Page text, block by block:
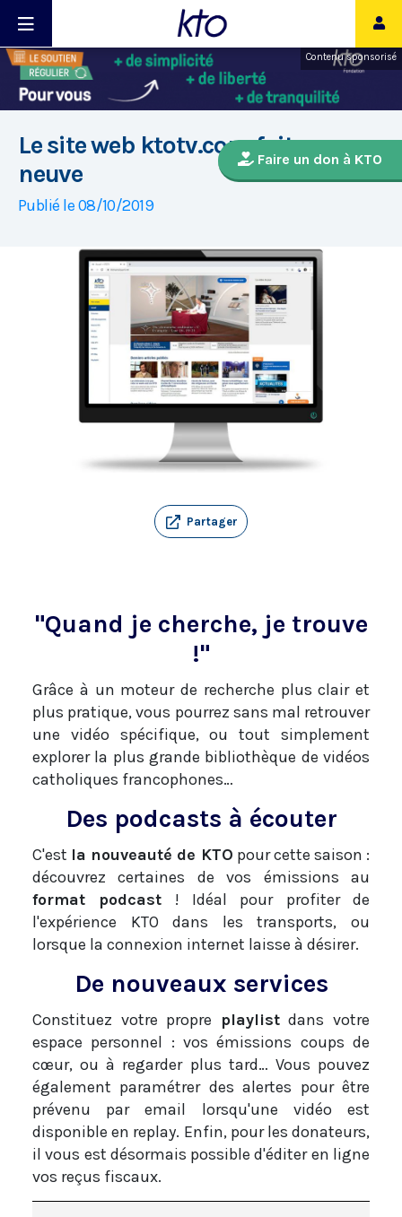
Contenu sponsorisé
Faire un don à KTO
Le site web ktotv.com fait peau
neuve
Publié le 08/10/2019
Partager
"Quand je cherche, je trouve
!"
Grâce à un moteur de recherche plus clair et
plus pratique, vous pourrez sans mal retrouver
une vidéo spécifique, ou tout simplement
explorer la plus grande bibliothèque de vidéos
catholiques francophones…
Des podcasts à écouter
C'est la nouveauté de KTO pour cette saison :
découvrez certaines de vos émissions au
format podcast ! Idéal pour profiter de
l'expérience KTO dans les transports, ou
lorsque la connexion internet laisse à désirer.
De nouveaux services
Constituez votre propre playlistdans votre
espace personnel : vos émissions coups de
cœur, ou à regarder plus tard… Vous pouvez
également paramétrer des alertes pour être
prévenu par email lorsqu'une vidéo est
disponible en replay. Enfin, pour les donateurs,
il vous est désormais possible d'éditer en ligne
vos reçus fiscaux.